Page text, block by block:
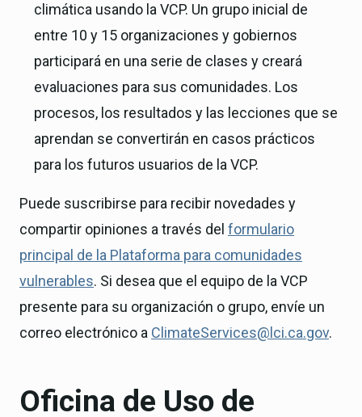
climática usando la VCP. Un grupo inicial de
entre 10 y 15 organizaciones y gobiernos
participará en una serie de clases y creará
evaluaciones para sus comunidades. Los
procesos, los resultados y las lecciones que se
aprendan se convertirán en casos prácticos
para los futuros usuarios de la VCP.
Puede suscribirse para recibir novedades y
compartir opiniones a través del formulario
principal de la Plataforma para comunidades
vulnerables. Si desea que el equipo de la VCP
presente para su organización o grupo, envíe un
correo electrónico a ClimateServices@lci.ca.gov.
Oficina de Uso de